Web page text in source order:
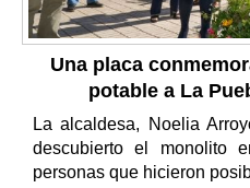
Una placa
potable a La
La alcaldesa, Noelia
descubierto el monolito
personas que hicieron